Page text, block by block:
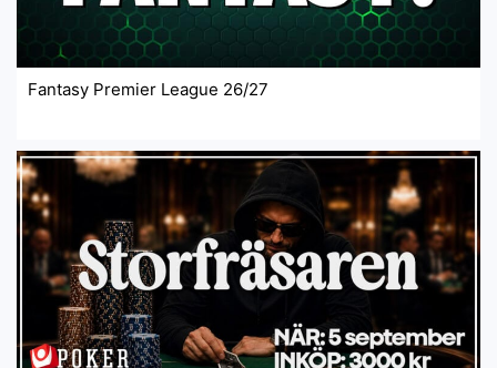
Fantasy Premier League 26/27